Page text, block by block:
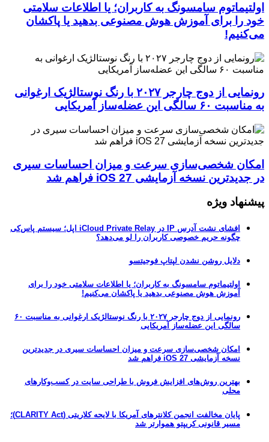
اولتیماتوم سامسونگ به کاربران؛ یا اطلاعات سلامتی
خود را برای آموزش هوش مصنوعی بدهید یا پاکشان
می‌کنیم!
رونمایی از دوج چارجر ۲۰۲۷ با رنگ نوستالژیک ارغوانی
به مناسبت ۶۰ سالگی این عضله‌ساز آمریکایی
امکان شخصی‌سازی سرعت و میزان احساسات سیری
در جدیدترین نسخه آزمایشی iOS 27 فراهم شد
پیشنهاد ویژه
افشای نشت آدرس IP در iCloud Private Relay اپل؛ سیستم پاس‌کی
چگونه حریم خصوصی کاربران را لو می‌دهد؟
دلایل روشن نشدن لپتاپ فوجیتسو
اولتیماتوم سامسونگ به کاربران؛ یا اطلاعات سلامتی خود را برای
آموزش هوش مصنوعی بدهید یا پاکشان می‌کنیم!
رونمایی از دوج چارجر ۲۰۲۷ با رنگ نوستالژیک ارغوانی به مناسبت ۶۰
سالگی این عضله‌ساز آمریکایی
امکان شخصی‌سازی سرعت و میزان احساسات سیری در جدیدترین
نسخه آزمایشی iOS 27 فراهم شد
بهترین روش‌های افزایش فروش با طراحی سایت در کسب‌وکارهای
محلی
پایان مخالفت انجمن کلانترهای آمریکا با لایحه کلاریتی (CLARITY Act)؛
مسیر قانونی کریپتو هموارتر شد